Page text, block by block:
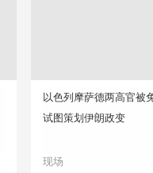
以色列摩萨德两高官被
试图策划伊朗政变
现场